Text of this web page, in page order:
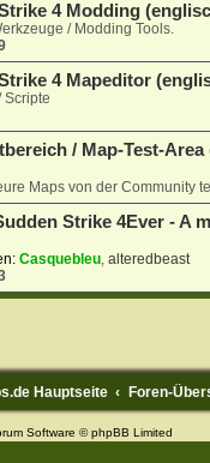
4 Modding
/ Modding Tools.
4 Mapeditor
Scripte
/ Map-Test-
Maps von der Community
Strike 4Ever - A
Casquebleu,alteredbeast
Hauptseite Foren-
Software © phpBB Limited